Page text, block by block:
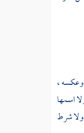
،
اسمها
ولا شرط